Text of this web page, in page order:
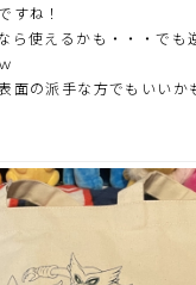
すね！
ら使えるかも・・・でも
面の派手な方でもいいか